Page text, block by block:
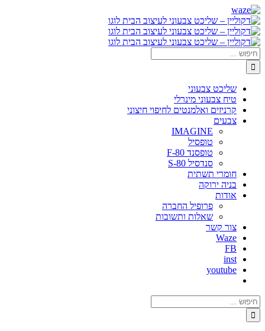
דלג
לתוכן
Waze
Facebook
חיפוש...
שליכט צבעוני
טיח צבעוני מינרלי
קרניזים ואלמנטים לחיפוי חיצוני
צבעים
IMAGINE
טופסיל
טופסנד F-80
סנדסיל S-80
חומרי תשתית
בניה ירוקה
אודות
פרופיל החברה
שאלות ותשובות
צור קשר
Waze
FB
inst
youtube
חיפוש...